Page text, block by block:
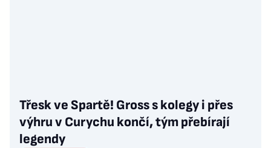
Třesk ve Spartě! Gross s kolegy i přes
výhru v Curychu končí, tým přebírají
legendy